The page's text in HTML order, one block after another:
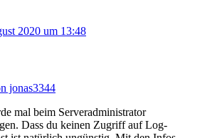
2020 um 13:48
jonas3344
mal beim Serveradministrator
Dass du keinen Zugriff auf Log-